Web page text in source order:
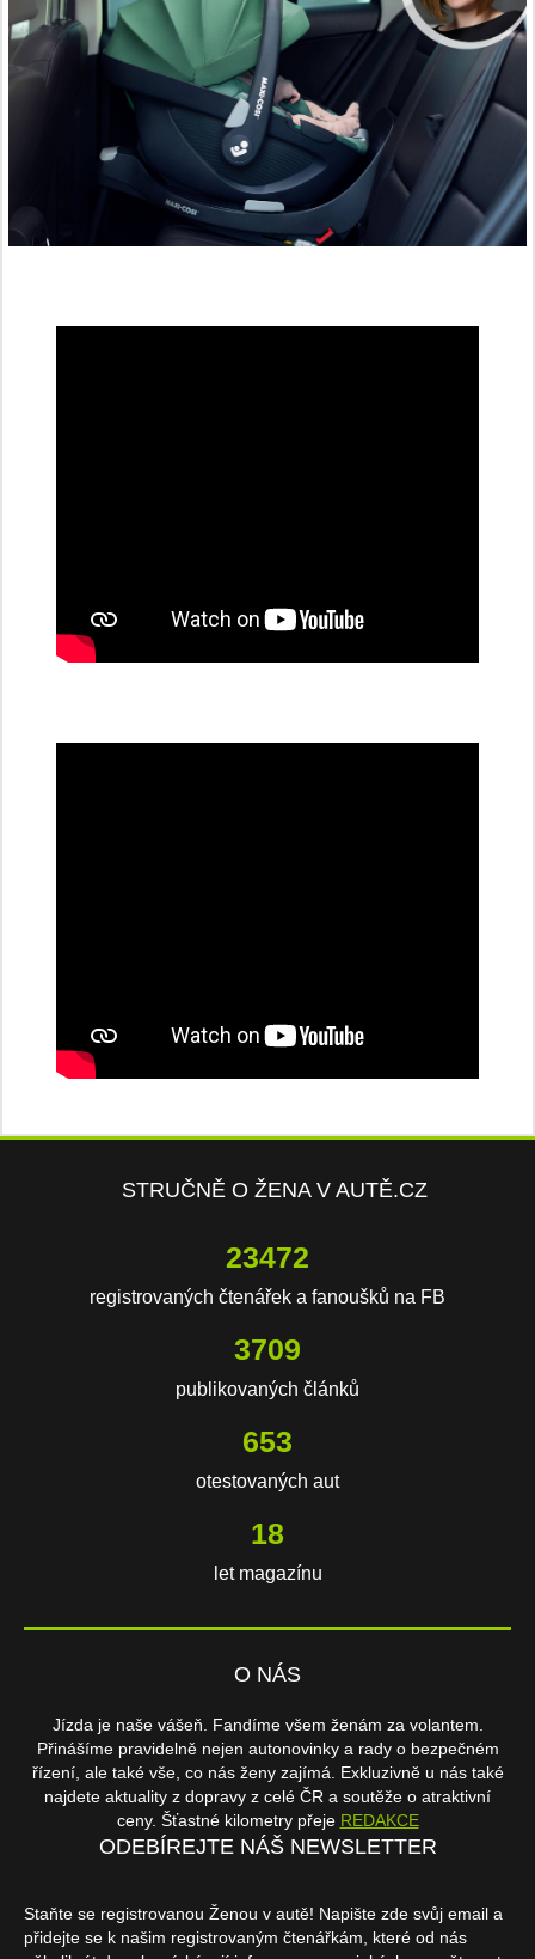
STRUČNĚ O ŽENA V AUTĚ.CZ
23472
registrovaných čtenářek a fanoušků na FB
3709
publikovaných článků
653
otestovaných aut
18
let magazínu
O NÁS
Jízda je naše vášeň. Fandíme všem ženám za volantem.
Přinášíme pravidelně nejen autonovinky a rady o bezpečném
řízení, ale také vše, co nás ženy zajímá. Exkluzivně u nás také
najdete aktuality z dopravy z celé ČR a soutěže o atraktivní
ceny. Šťastné kilometry přeje REDAKCE
ODEBÍREJTE NÁŠ NEWSLETTER
Staňte se registrovanou Ženou v autě! Napište zde svůj email a
přidejte se k našim registrovaným čtenářkám, které od nás